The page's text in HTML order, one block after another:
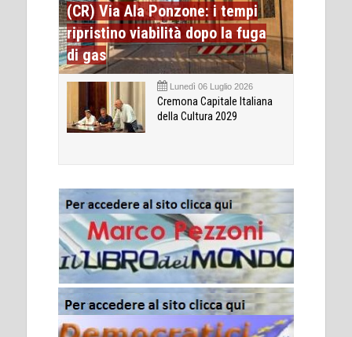
(CR) Via Ala Ponzone: i tempi
ripristino viabilità dopo la fuga
di gas
Lunedì 06 Luglio 2026
Cremona Capitale Italiana
della Cultura 2029